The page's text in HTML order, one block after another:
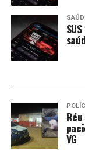
Comentários
RELATED TOPICS:
ZUQUIM
UP NEXT
Brasil se abstém
VG